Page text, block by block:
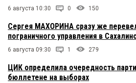
6 августа 10:30 0 150
Сергея МАХОРИНА сразу же
пограничного управления в
6 августа 09:30 1 279
ЦИК определила очередность
бюллетене на выборах